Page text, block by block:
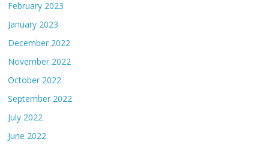
February 2023
January 2023
December 2022
November 2022
October 2022
September 2022
July 2022
June 2022